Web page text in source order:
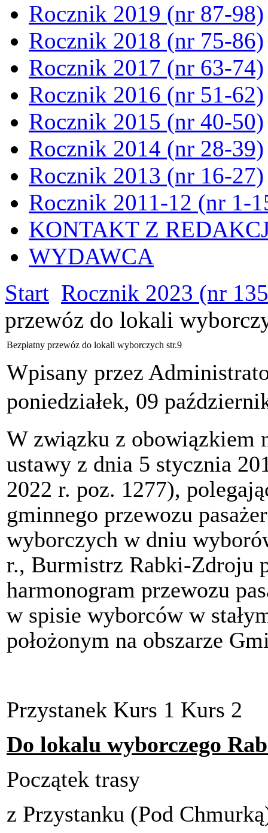
Rocznik 2019 (nr 87-98)
Rocznik 2018 (nr 75-86)
Rocznik 2017 (nr 63-74)
Rocznik 2016 (nr 51-62)
Rocznik 2015 (nr 40-50)
Rocznik 2014 (nr 28-39)
Rocznik 2013 (nr 16-27)
Rocznik 2011-12 (nr 1-
KONTAKT Z
WYDAWCA
Start Rocznik 2023 (nr
przewóz do lokali
Bezpłatny przewóz do lokali wyborczych str.9
Wpisany przez
poniedziałek, 09
W związku z obowiązkiem
ustawy z dnia 5 stycznia
2022 r. poz. 1277),
gminnego przewozu
wyborczych w dniu
r., Burmistrz Rabki-Zdroju
harmonogram przewozu
w spisie wyborców w
położonym na obszarze
Przystanek Kurs 1 Kurs 2
Do lokalu wyborczego
Początek trasy
z Przystanku (Pod